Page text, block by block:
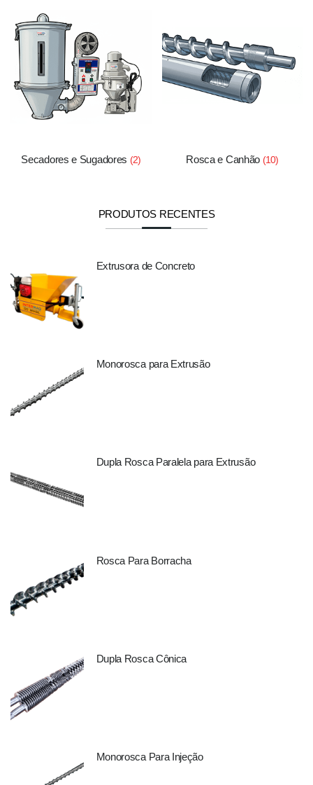
Secadores e Sugadores (2) Rosca e Canhão (10)
PRODUTOS RECENTES
Extrusora de Concreto
Monorosca para Extrusão
Dupla Rosca Paralela para Extrusão
Rosca Para Borracha
Dupla Rosca Cônica
Monorosca Para Injeção